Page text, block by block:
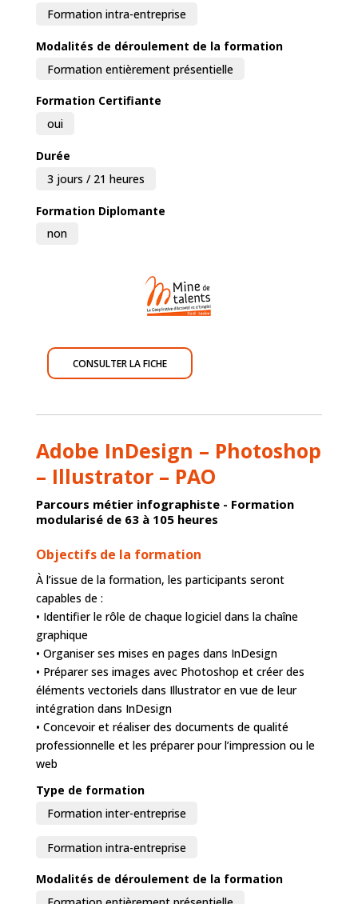
Formation intra-entreprise
Modalités de déroulement de la formation
Formation entièrement présentielle
Formation Certifiante
oui
Durée
3 jours / 21 heures
Formation Diplomante
non
CONSULTER LA FICHE
Adobe InDesign – Photoshop
– Illustrator – PAO
Parcours métier infographiste - Formation
modularisé de 63 à 105 heures
Objectifs de la formation
À l’issue de la formation, les participants seront
capables de :
• Identifier le rôle de chaque logiciel dans la chaîne
graphique
• Organiser ses mises en pages dans InDesign
• Préparer ses images avec Photoshop et créer des
éléments vectoriels dans Illustrator en vue de leur
intégration dans InDesign
• Concevoir et réaliser des documents de qualité
professionnelle et les préparer pour l’impression ou le
web
Type de formation
Formation inter-entreprise
Formation intra-entreprise
Modalités de déroulement de la formation